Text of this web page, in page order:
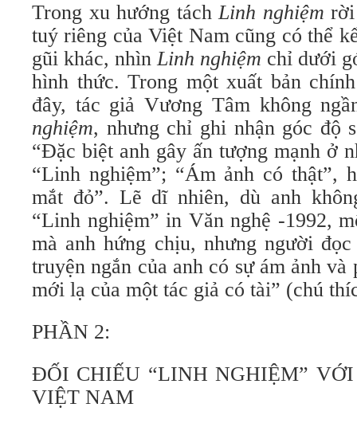
Trong xu hướng táchLinh nghiệm
tuý riêng của Việt Nam cũng có thể
gũi khác, nhìnLinh nghiệm chỉ dưới
hình thức. Trong một xuất bản
đây, tác giả Vương Tâm không
nghiệm, nhưng chỉ ghi nhận góc độ
“Đặc biệt anh gây ấn tượng mạnh ở
“Linh nghiệm”; “Ám ảnh có thật”,
mắt đỏ”. Lẽ dĩ nhiên, dù anh
“Linh nghiệm” in Văn nghệ -1992,
mà anh hứng chịu, nhưng người
truyện ngắn của anh có sự ám ảnh
mới lạ của một tác giả có tài” (chú
PHẦN 2:
ĐỐI CHIẾU “LINH NGHIỆM”
VIỆT NAM